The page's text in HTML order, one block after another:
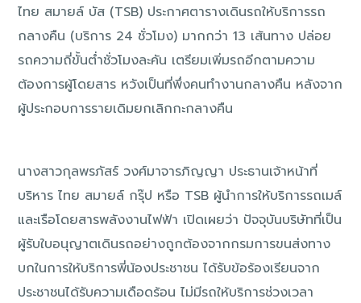
ไทย สมายล์ บัส (TSB) ประกาศตารางเดินรถให้บริการรถ
กลางคืน (บริการ 24 ชั่วโมง) มากกว่า 13 เส้นทาง ปล่อย
รถความถี่ขั้นต่ำชั่วโมงละคัน เตรียมเพิ่มรถอีกตามความ
ต้องการผู้โดยสาร หวังเป็นที่พึ่งคนทำงานกลางคืน หลังจาก
ผู้ประกอบการรายเดิมยกเลิกกะกลางคืน
นางสาวกุลพรภัสร์ วงศ์มาจารภิญญา ประธานเจ้าหน้าที่
บริหาร ไทย สมายล์ กรุ๊ป หรือ TSB ผู้นำการให้บริการรถเมล์
และเรือโดยสารพลังงานไฟฟ้า เปิดเผยว่า ปัจจุบันบริษัทที่เป็น
ผู้รับใบอนุญาตเดินรถอย่างถูกต้องจากกรมการขนส่งทาง
บกในการให้บริการพี่น้องประชาชน ได้รับข้อร้องเรียนจาก
ประชาชนได้รับความเดือดร้อน ไม่มีรถให้บริการช่วงเวลา